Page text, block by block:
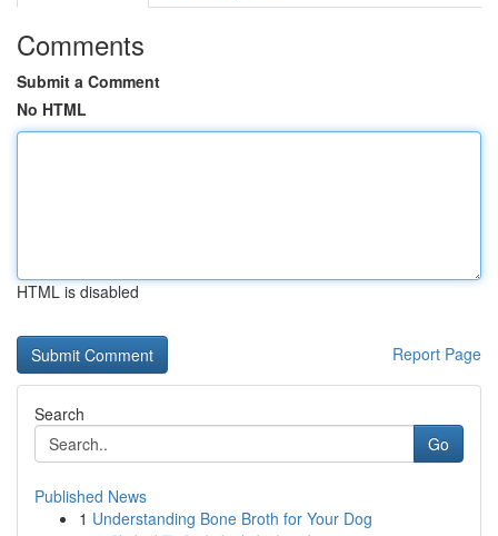
Comments
Submit a Comment
No HTML
HTML is disabled
Report Page
Search
Go
Published News
1 Understanding Bone Broth for Your Dog